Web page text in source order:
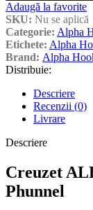
Adaugă la favorite
SKU: Nu se aplică
Categorie: Alpha
Etichete: Alpha
Brand: Alpha
Distribuie:
Descriere
Recenzii (0)
Livrare
Descriere
Creuzet
Phunnel